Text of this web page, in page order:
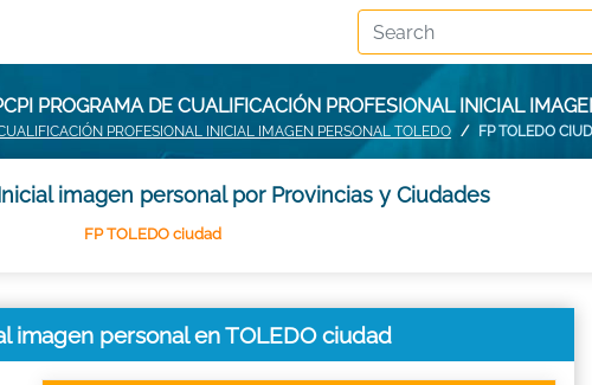
PROGRAMA DE CUALIFICACIÓN PROFESIONAL INICIAL
PROFESIONAL INICIAL IMAGEN PERSONAL TOLEDO FP TOLEDO
imagen personal por Provincias y Ciudades
FP TOLEDO ciudad
imagen personal en TOLEDO ciudad